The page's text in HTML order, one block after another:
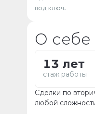
под ключ.
О себе
стаж работы
13 лет
Сделки по
любой